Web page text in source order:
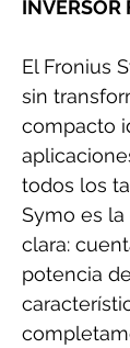
INVERSOR
El Fronius
sin
compacto
todos los
Symo es
clara:
potencia